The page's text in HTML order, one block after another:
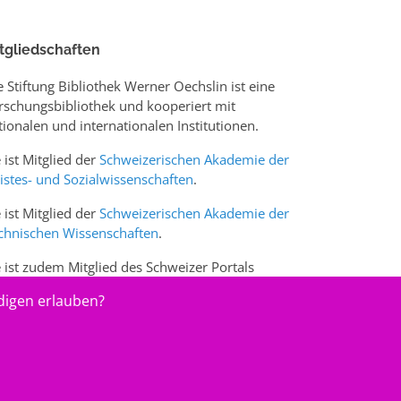
Stiftung Bibliothek Werner Oechslin ist eine
und kooperiert mit
und internationalen Institutionen.
ist Mitglied der Schweizerischen Akademie der
und Sozialwissenschaften.
ist Mitglied der Schweizerischen Akademie der
Wissenschaften.
ist zudem Mitglied des Schweizer Portals
erlauben?